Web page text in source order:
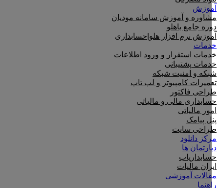
آموزش
مشاوره و آموزش سامانه مودیان
دوره جامع باهلو
آموزش نرم افزار هلو|حسابداری
خدمات
خدمات استقرار و ورود اطلاعات
خدمات پشتیبانی
شبکه و امنیت شبکه
تعمیرات کامپیوتر و لپ تاپ
طراحی فاکتور
حسابداری مالی و مالیاتی
امور مالیاتی
پنل پیامک
طراحی سایت
مرکز دانلود
دپارتمان ها
حسابداریاب
ایران مالیات
مقالات آموزشی
راهنما